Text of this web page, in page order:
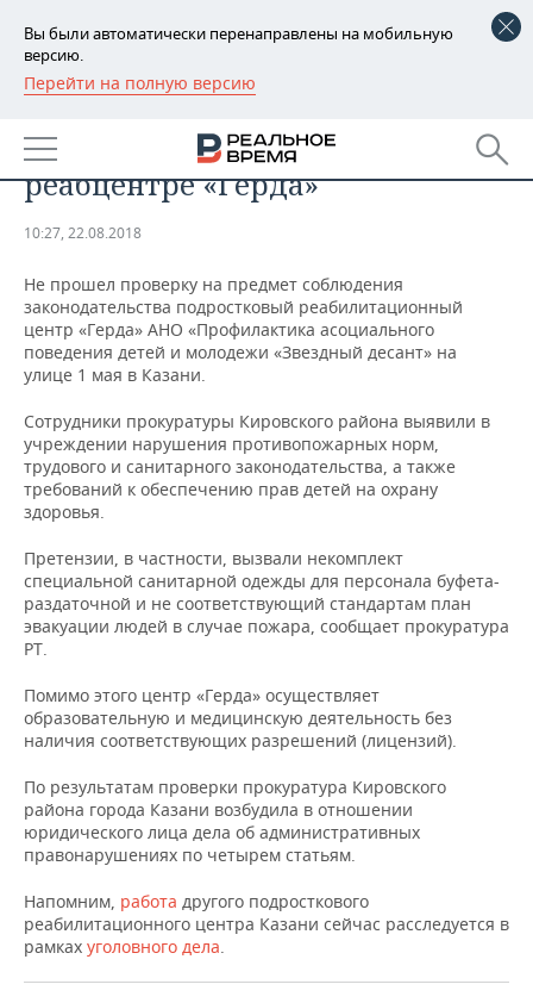
Вы были автоматически перенаправлены на мобильную
версию.
Перейти на полную версию
РЕГИОНЫ
БАШКОРТОСТАН
ТАТАРСТАН
НОВОСТИ
АНАЛИТИКА
ДЕКЛАРАЦИИ О ДОХОДАХ
КОРОЛИ ГОСЗАКАЗА ПФО
ВУЗЫ ТАТАРСТАНА
КОМУ ПРИНАДЛЕЖАТ
ТОРГОВЫЕ ЦЕНТРЫ
ТАТАРСТАНА
НОВОСТИ ЭКОНОМИКИ
ФИНАНСЫ
БАНКИ
БЮДЖЕТ
ИНВЕСТИЦИИ
ПРОМЫШЛЕННОСТЬ
НОВОСТИ
ПРОМЫШЛЕННОСТИ
АГРОПРОМ
МАШИНОСТРОЕНИЕ
НЕФТЬ
ОПК
ЭНЕРГЕТИКА
НЕДВИЖИМОСТЬ
НОВОСТИ НЕДВИЖИМОСТИ
АВТО
НОВОСТИ АВТО
БИЗНЕС
НОВОСТИ БИЗНЕСА
РОЗНИЧНАЯ ТОРГОВЛЯ
ТРАНСПОРТ
УСЛУГИ
ТЕХНОЛОГИИ
НОВОСТИ ТЕХНОЛОГИЙ
IT
МЕДИА
ТЕЛЕКОММУНИКАЦИИ
МЕРОПРИЯТИЯ
НОВОСТИ МЕРОПРИЯТИЙ
ВЫЕЗДНАЯ РЕДАКЦИЯ
БИЗНЕС-БРАНЧИ
ONLINE-КОНФЕРЕНЦИИ
ОТКРЫТАЯ ЛЕКЦИЯ
СПОРТ
НОВОСТИ СПОРТА
ФУТБОЛ
ХОККЕЙ
БАСКЕТБОЛ
ВОЛЕЙБОЛ
КИБЕРСПОРТ
ОБЩЕСТВО
НОВОСТИ ОБЩЕСТВА
ВЛАСТЬ
ИНФРАСТРУКТУРА
ИСТОРИЯ
КУЛЬТУРА
ФОТОГАЛЕРЕЯ
СЮЖЕТЫ
СПРАВОЧНИК
СПИСОК ПЕРСОН
СПИСОК КОМПАНИЙ
ПОЛНАЯ ВЕРСИЯ
нарушения в подростковом
реабцентре «Герда»
10:27, 22.08.2018
Не прошел проверку на предмет соблюдения
законодательства подростковый реабилитационный
центр «Герда» АНО «Профилактика асоциального
поведения детей и молодежи «Звездный десант» на
улице 1 мая в Казани.
Сотрудники прокуратуры Кировского района выявили в
учреждении нарушения противопожарных норм,
трудового и санитарного законодательства, а также
требований к обеспечению прав детей на охрану
здоровья.
Претензии, в частности, вызвали некомплект
специальной санитарной одежды для персонала буфета-
раздаточной и не соответствующий стандартам план
эвакуации людей в случае пожара, сообщает прокуратура
РТ.
Помимо этого центр «Герда» осуществляет
образовательную и медицинскую деятельность без
наличия соответствующих разрешений (лицензий).
По результатам проверки прокуратура Кировского
района города Казани возбудила в отношении
юридического лица дела об административных
правонарушениях по четырем статьям.
Напомним, работа другого подросткового
реабилитационного центра Казани сейчас расследуется в
рамках уголовного дела.